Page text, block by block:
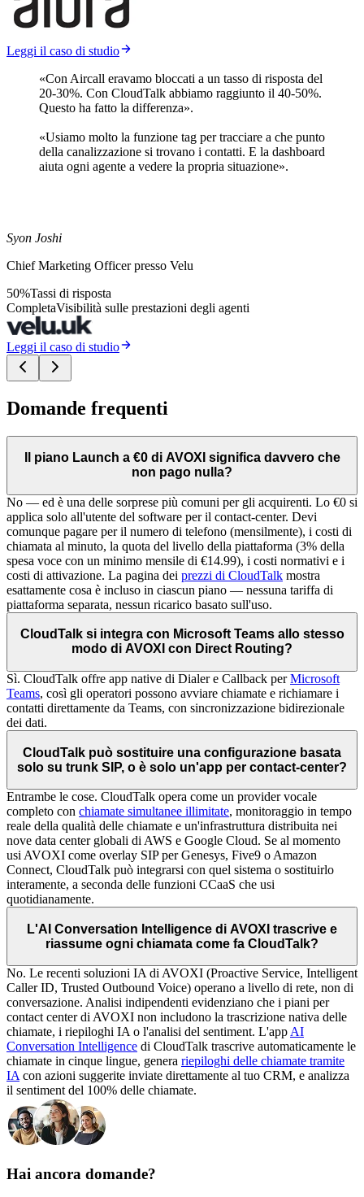
Leggi il caso di studio
«Con Aircall eravamo bloccati a un tasso di risposta del
20-30%. Con CloudTalk abbiamo raggiunto il 40-50%.
Questo ha fatto la differenza».
«Usiamo molto la funzione tag per tracciare a che punto
della canalizzazione si trovano i contatti. E la dashboard
aiuta ogni agente a vedere la propria situazione».
Syon Joshi
Chief Marketing Officer presso Velu
50%Tassi di risposta
CompletaVisibilità sulle prestazioni degli agenti
Leggi il caso di studio
Domande frequenti
Il piano Launch a €0 di AVOXI significa davvero che
non pago nulla?
No — ed è una delle sorprese più comuni per gli acquirenti. Lo €0 si
applica solo all'utente del software per il contact-center. Devi
comunque pagare per il numero di telefono (mensilmente), i costi di
chiamata al minuto, la quota del livello della piattaforma (3% della
spesa voce con un minimo mensile di €14.99), i costi normativi e i
costi di attivazione. La pagina dei prezzi di CloudTalk mostra
esattamente cosa è incluso in ciascun piano — nessuna tariffa di
piattaforma separata, nessun ricarico basato sull'uso.
CloudTalk si integra con Microsoft Teams allo stesso
modo di AVOXI con Direct Routing?
Sì. CloudTalk offre app native di Dialer e Callback perMicrosoft
Teams, così gli operatori possono avviare chiamate e richiamare i
contatti direttamente da Teams, con sincronizzazione bidirezionale
dei dati.
CloudTalk può sostituire una configurazione basata
solo su trunk SIP, o è solo un'app per contact-center?
Entrambe le cose. CloudTalk opera come un provider vocale
completo con chiamate simultanee illimitate, monitoraggio in tempo
reale della qualità delle chiamate e un'infrastruttura distribuita nei
nove data center globali di AWS e Google Cloud. Se al momento
usi AVOXI come overlay SIP per Genesys, Five9 o Amazon
Connect, CloudTalk può integrarsi con quel sistema o sostituirlo
interamente, a seconda delle funzioni CCaaS che usi
quotidianamente.
L'AI Conversation Intelligence di AVOXI trascrive e
riassume ogni chiamata come fa CloudTalk?
No. Le recenti soluzioni IA di AVOXI (Proactive Service, Intelligent
Caller ID, Trusted Outbound Voice) operano a livello di rete, non di
conversazione. Analisi indipendenti evidenziano che i piani per
contact center di AVOXI non includono la trascrizione nativa delle
chiamate, i riepiloghi IA o l'analisi del sentiment. L'app AI
Conversation Intelligence di CloudTalk trascrive automaticamente le
chiamate in cinque lingue, genera riepiloghi delle chiamate tramite
IA con azioni suggerite inviate direttamente al tuo CRM, e analizza
il sentiment del 100% delle chiamate.
Hai ancora domande?